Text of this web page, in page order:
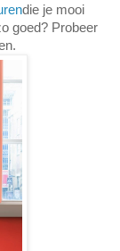
die je mooi
goed? Probeer